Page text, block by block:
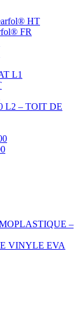
HT
FR
L1
L2 – TOIT DE
–
VINYLE EVA